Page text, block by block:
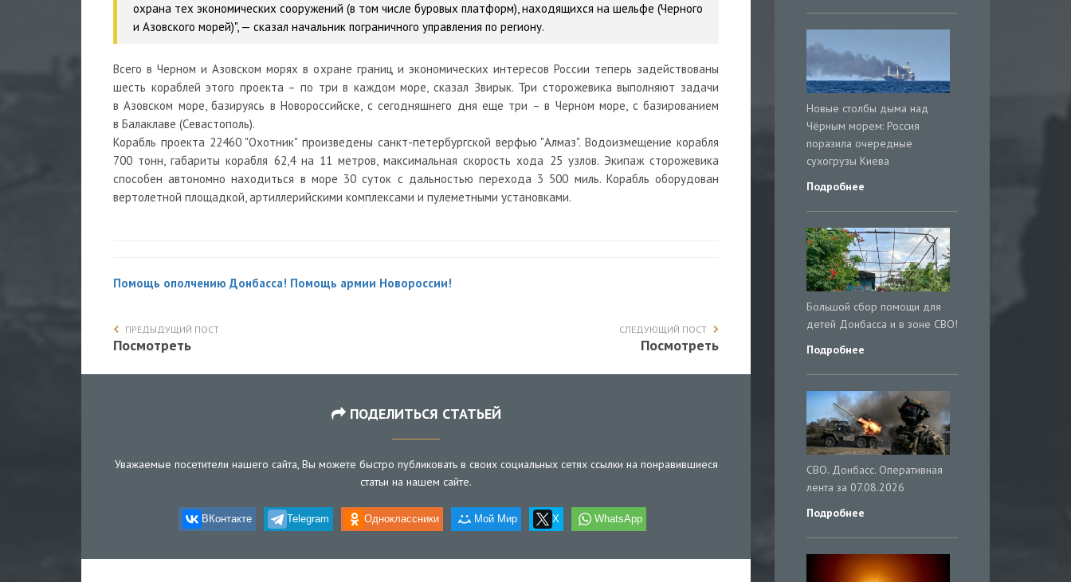
охрана тех экономических сооружений (в том числе буровых платформ), находящихся на шельфе (Черного
и Азовского морей)", — сказал начальник пограничного управления по региону.
Всего в Черном и Азовском морях в охране границ и экономических интересов России теперь задействованы
шесть кораблей этого проекта – по три в каждом море, сказал Звирык. Три сторожевика выполняют задачи
в Азовском море, базируясь в Новороссийске, с сегодняшнего дня еще три – в Черном море, с базированием
в Балаклаве (Севастополь).
Корабль проекта 22460 "Охотник" произведены санкт-петербургской верфью "Алмаз". Водоизмещение корабля
700 тонн, габариты корабля 62,4 на 11 метров, максимальная скорость хода 25 узлов. Экипаж сторожевика
способен автономно находиться в море 30 суток с дальностью перехода 3 500 миль. Корабль оборудован
вертолетной площадкой, артиллерийскими комплексами и пулеметными установками.
Помощь ополчению Донбасса! Помощь армии Новороссии!
ПРЕДЫДУЩИЙ ПОСТ
Посмотреть
СЛЕДУЮЩИЙ ПОСТ
Посмотреть
ПОДЕЛИТЬСЯ СТАТЬЕЙ
Уважаемые посетители нашего сайта, Вы можете быстро публиковать в своих социальных сетях ссылки на понравившиеся
статьи на нашем сайте.
ВКонтакте Telegram Одноклассники Мой Мир X WhatsApp
Новые столбы дыма над
Чёрным морем: Россия
поразила очередные
сухогрузы Киева
Подробнее
Большой сбор помощи для
детей Донбасса и в зоне СВО!
Подробнее
СВО. Донбасс. Оперативная
лента за 07.08.2026
Подробнее